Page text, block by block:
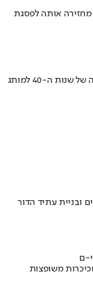
אותה לפסגת
איך אסם הפכה את תקופת הצנע והמחסור הקשה של שנות ה-40 למותג
ובניית עתיד הדור
ם
משופצות